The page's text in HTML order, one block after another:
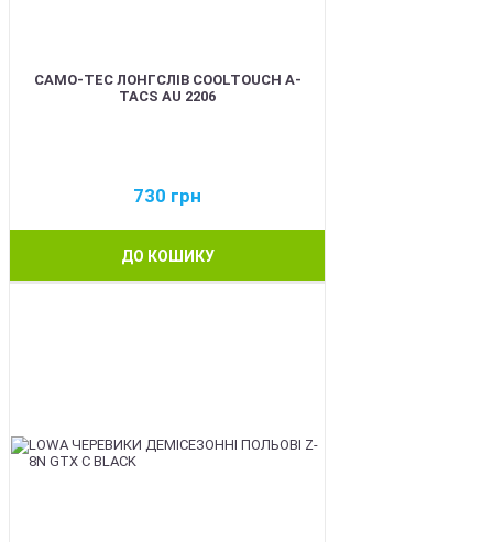
CAMO-TEC ЛОНГСЛІВ COOLTOUCH A-
TACS AU 2206
730 грн
ДО КОШИКУ